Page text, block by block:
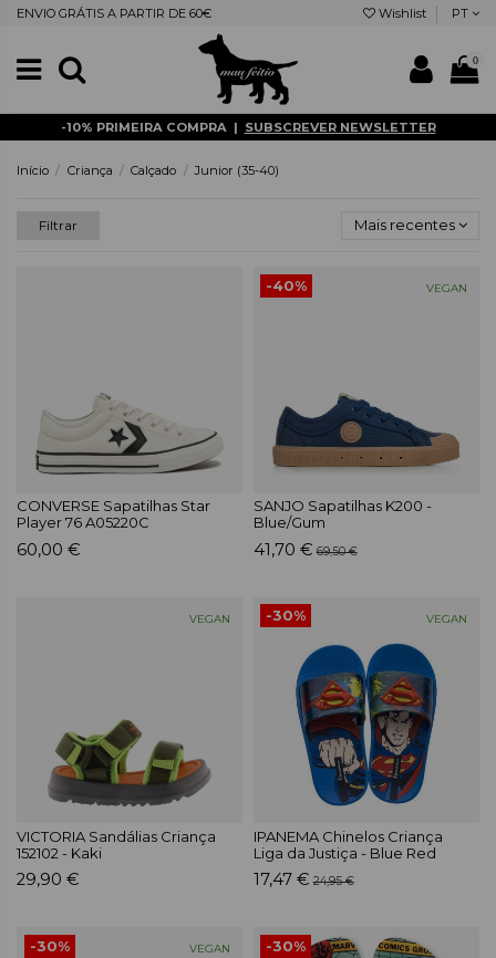
ENVIO GRÁTIS A PARTIR DE 60€ Wishlist PT
0
-10% PRIMEIRA COMPRA | SUBSCREVER NEWSLETTER
Início Criança Calçado Junior (35-40)
Filtrar Mais recentes
CONVERSE Sapatilhas Star
Player 76 A05220C
60,00 €
VEGAN
-40%
SANJO Sapatilhas K200 -
Blue/Gum
41,70 € 69,50 €
VEGAN
VICTORIA Sandálias Criança
152102 - Kaki
29,90 €
VEGAN
-30%
IPANEMA Chinelos Criança
Liga da Justiça - Blue Red
17,47 € 24,95 €
VEGAN
-30% -30%